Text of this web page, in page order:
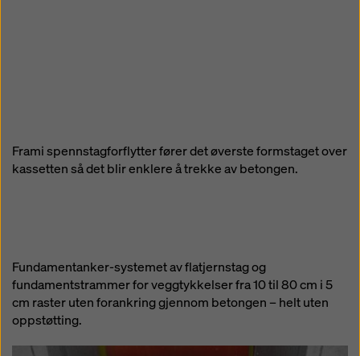
Frami spennstagforflytter fører det øverste formstaget over
kassetten så det blir enklere å trekke av betongen.
Fundamentanker-systemet av flatjernstag og
fundamentstrammer for veggtykkelser fra 10 til 80 cm i 5
cm raster uten forankring gjennom betongen – helt uten
oppstøtting.